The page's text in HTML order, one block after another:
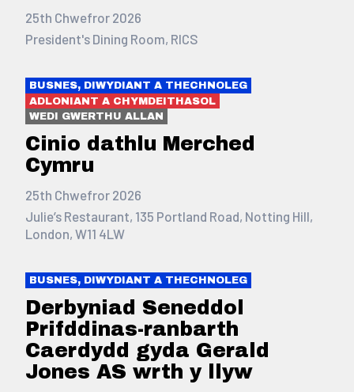
25th Chwefror 2026
President's Dining Room, RICS
BUSNES, DIWYDIANT A THECHNOLEG
ADLONIANT A CHYMDEITHASOL
WEDI GWERTHU ALLAN
Cinio dathlu Merched
Cymru
25th Chwefror 2026
Julie’s Restaurant, 135 Portland Road, Notting Hill,
London, W11 4LW
BUSNES, DIWYDIANT A THECHNOLEG
Derbyniad Seneddol
Prifddinas-ranbarth
Caerdydd gyda Gerald
Jones AS wrth y llyw